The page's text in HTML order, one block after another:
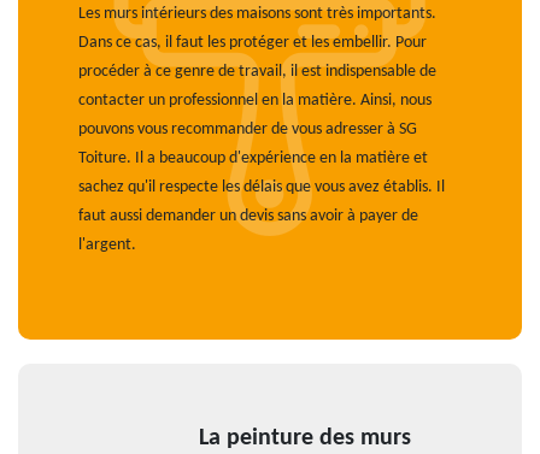
Les murs intérieurs des maisons sont très importants.
Dans ce cas, il faut les protéger et les embellir. Pour
procéder à ce genre de travail, il est indispensable de
contacter un professionnel en la matière. Ainsi, nous
pouvons vous recommander de vous adresser à SG
Toiture. Il a beaucoup d'expérience en la matière et
sachez qu'il respecte les délais que vous avez établis. Il
faut aussi demander un devis sans avoir à payer de
l'argent.
La peinture des murs